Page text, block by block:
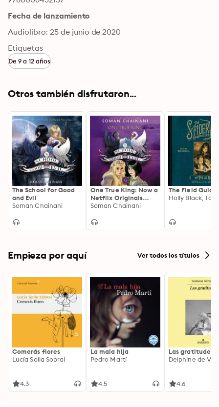
Fecha de lanzamiento
Audiolibro: 25 de junio de 2020
Etiquetas
De 9 a 12 años
Otros también disfrutaron...
The School for Good
and Evil
Soman Chainani
One True King: Now a
Netflix Originals
Movie
Soman Chainani
The Field Guide
Empieza por aquí Ver todos los títulos
Comerás flores
Lucía Solla Sobral
4.3
La mala hija
Pedro Martí
4.5
Las gratitudes
Delphine de
4.6